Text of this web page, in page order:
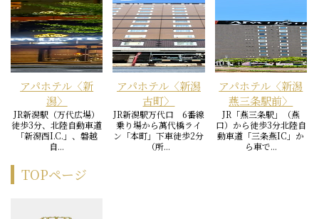
アパホテル〈新
潟〉
JR新潟駅（万代広場）
徒歩3分、北陸自動車道
「新潟西I.C.」、磐越
自...
アパホテル〈新潟
古町〉
JR新潟駅万代口 6番線
乗り場から萬代橋ライ
ン「本町」下車徒歩2分
（所...
アパホテル〈新潟
燕三条駅前〉
JR「燕三条駅」（燕
口）から徒歩3分北陸自
動車道「三条燕IC」か
ら車で...
TOPページ